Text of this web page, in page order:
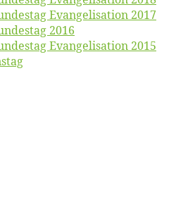
Evan­ge­li­sa­ti­on 2017
2016
Evan­ge­li­sa­ti­on 2015